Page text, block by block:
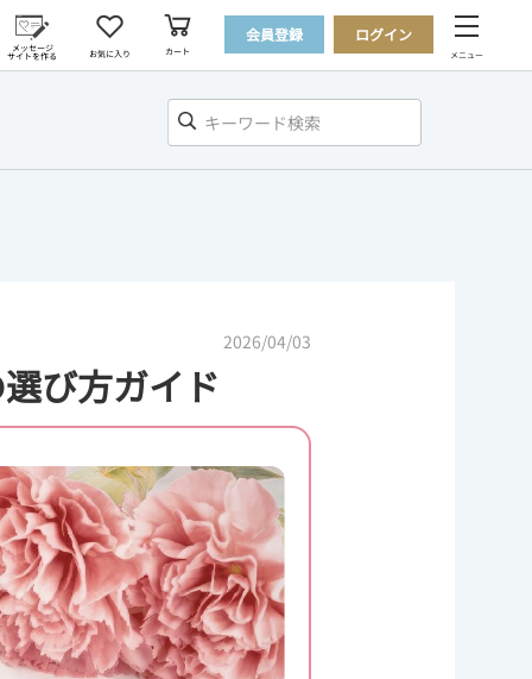
メッセージ
サイトを作る お気に入り カート
会員登録 ログイン
メニュー
2026/04/03
び方ガイド